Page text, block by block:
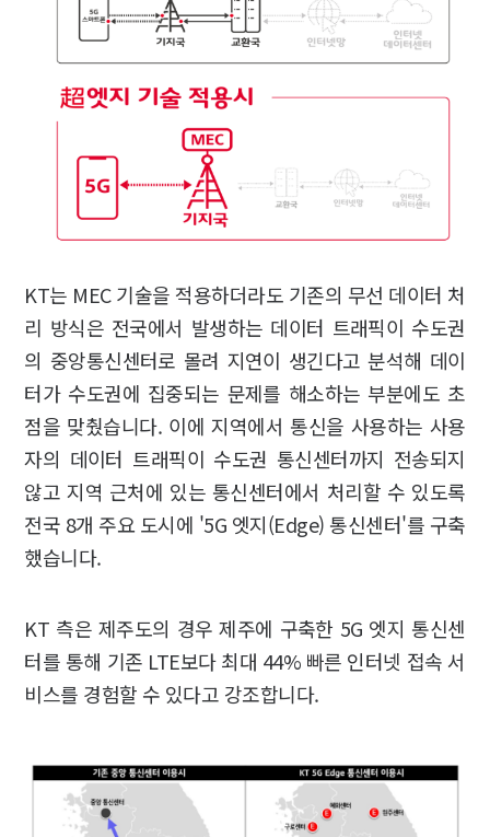
KT는 MEC 기술을 적용하더라도 기존의 무선 데이터 처
리 방식은 전국에서 발생하는 데이터 트래픽이 수도권
의 중앙통신센터로 몰려 지연이 생긴다고 분석해 데이
터가 수도권에 집중되는 문제를 해소하는 부분에도 초
점을 맞췄습니다. 이에 지역에서 통신을 사용하는 사용
자의 데이터 트래픽이 수도권 통신센터까지 전송되지
않고 지역 근처에 있는 통신센터에서 처리할 수 있도록
전국 8개 주요 도시에 '5G 엣지(Edge) 통신센터'를 구축
했습니다.
KT 측은 제주도의 경우 제주에 구축한 5G 엣지 통신센
터를 통해 기존 LTE보다 최대 44% 빠른 인터넷 접속 서
비스를 경험할 수 있다고 강조합니다.